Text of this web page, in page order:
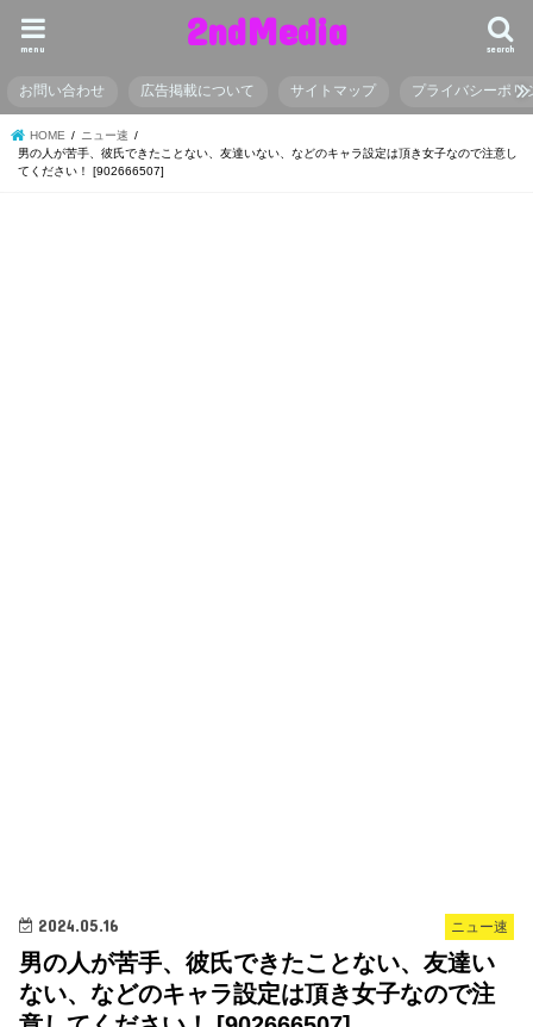
2ndMedia search
menu
お問い合わせ 広告掲載について サイトマップ プライバシーポリ
HOME
ニュー速
男の人が苦手、彼氏できたことない、友達いない、などのキャラ設定は頂き女子なので注意し
てください！ [902666507]
ニュー速
2024.05.16
男の人が苦手、彼氏できたことない、友達い
ない、などのキャラ設定は頂き女子なので注